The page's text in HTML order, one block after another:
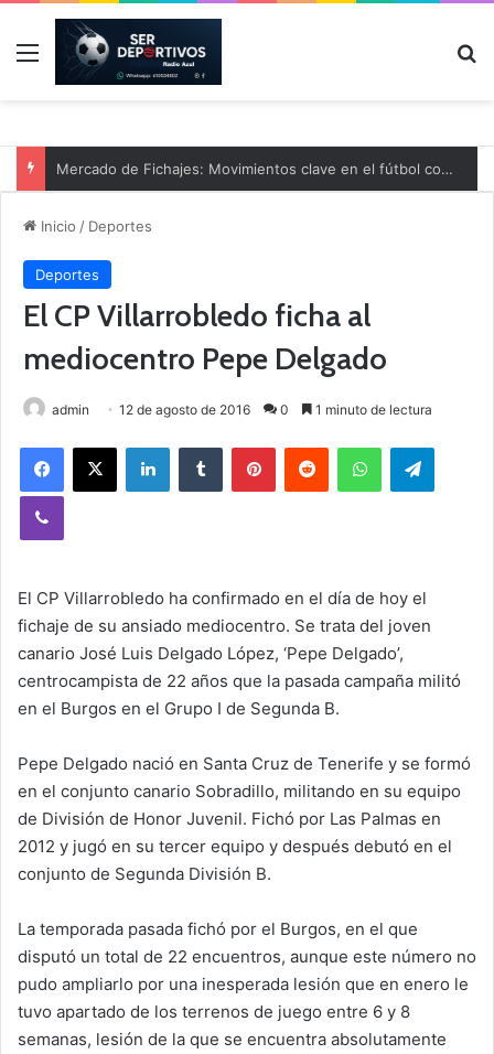
Menú
Mercado de Fichajes: Movimientos clave en el fútbol comarcal
Inicio / Deportes
Deportes
El CP Villarrobledo ficha al
mediocentro Pepe Delgado
admin 12 de agosto de 2016 0 1 minuto de lectura
El CP Villarrobledo ha confirmado en el día de hoy el
fichaje de su ansiado mediocentro. Se trata del joven
canario José Luis Delgado López, ‘Pepe Delgado’,
centrocampista de 22 años que la pasada campaña militó
en el Burgos en el Grupo I de Segunda B.
Pepe Delgado nació en Santa Cruz de Tenerife y se formó
en el conjunto canario Sobradillo, militando en su equipo
de División de Honor Juvenil. Fichó por Las Palmas en
2012 y jugó en su tercer equipo y después debutó en el
conjunto de Segunda División B.
La temporada pasada fichó por el Burgos, en el que
disputó un total de 22 encuentros, aunque este número no
pudo ampliarlo por una inesperada lesión que en enero le
tuvo apartado de los terrenos de juego entre 6 y 8
semanas, lesión de la que se encuentra absolutamente